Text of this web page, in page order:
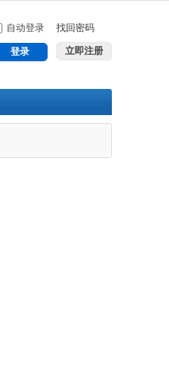
自动登录 找回密码
登录 立即注册